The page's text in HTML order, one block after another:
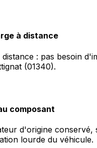
à distance
distance : pas besoin
(01340).
composant
d'origine conservé,
lourde du véhicule.